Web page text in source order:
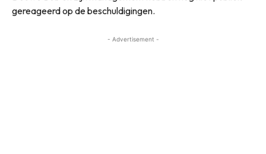
gereageerd op de beschuldigingen.
- Advertisement -